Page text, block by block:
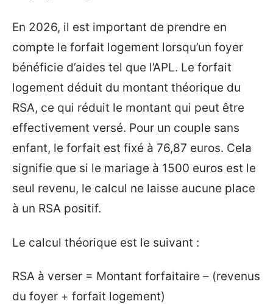
En 2026, il est important de prendre en
compte le forfait logement lorsqu’un foyer
bénéficie d’aides tel que l’APL. Le forfait
logement déduit du montant théorique du
RSA, ce qui réduit le montant qui peut être
effectivement versé. Pour un couple sans
enfant, le forfait est fixé à 76,87 euros. Cela
signifie que si le mariage à 1500 euros est le
seul revenu, le calcul ne laisse aucune place
à un RSA positif.
Le calcul théorique est le suivant :
RSA à verser = Montant forfaitaire – (revenus
du foyer + forfait logement)